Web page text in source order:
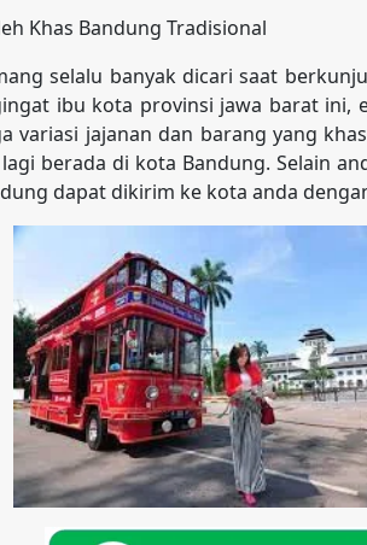
Khas Bandung Tradisional
selalu banyak dicari saat
ibu kota provinsi jawa barat ini,
variasi jajanan dan barang yang
berada di kota Bandung. Selain
dapat dikirim ke kota anda